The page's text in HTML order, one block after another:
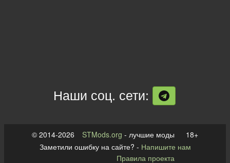
Наши соц. сети:
© 2014-2026 STMods.org - лучшие моды 18+
Заметили ошибку на сайте? - Напишите нам
Правила проекта